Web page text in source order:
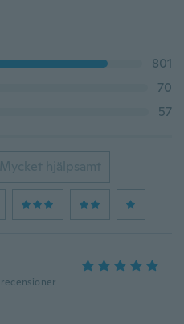
801
70
57
Mycket hjälpsamt
recensioner